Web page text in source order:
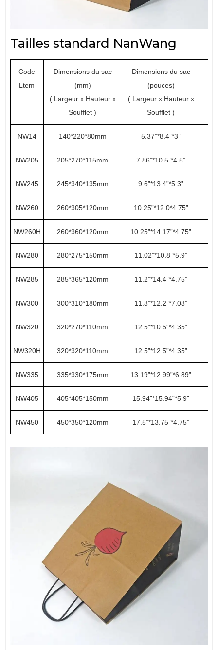
Tailles standard NanWang
Code
Ltem
Dimensions du sac
(mm)
( Largeur x Hauteur x
Soufflet )
Dimensions du sac
(pouces)
( Largeur x Hauteur x
Soufflet )
NW14 140*220*80mm 5.37”*8.4”*3”
NW205 205*270*115mm 7.86”*10.5”*4.5”
NW245 245*340*135mm 9.6”*13.4”*5.3”
NW260 260*305*120mm 10.25”*12.0*4.75”
NW260H 260*360*120mm 10.25”*14.17”*4.75”
NW280 280*275*150mm 11.02”*10.8”*5.9”
NW285 285*365*120mm 11.2”*14.4”*4.75”
NW300 300*310*180mm 11.8”*12.2”*7.08”
NW320 320*270*110mm 12.5”*10.5”*4.35”
NW320H 320*320*110mm 12.5”*12.5”*4.35”
NW335 335*330*175mm 13.19”*12.99”*6.89”
NW405 405*405*150mm 15.94”*15.94”*5.9”
NW450 450*350*120mm 17.5”*13.75”*4.75”